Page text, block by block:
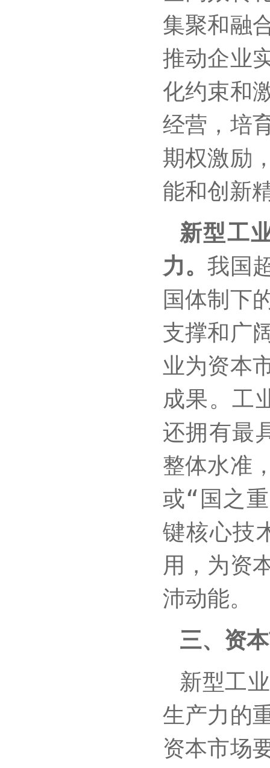
集聚和融
推动企业
化约束和
经营，培
期权激励
能和创新
新型工
力。我国
国体制下
支撑和广
业为资本
成果。工
还拥有最
整体水准
或“国之
键核心技
用，为资
沛动能。
三、资
新型工
生产力的
资本市场